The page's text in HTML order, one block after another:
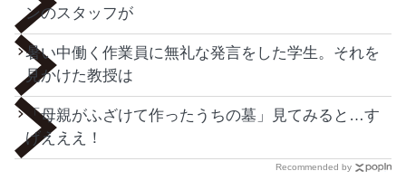
ンのスタッフが
暑い中働く作業員に無礼な発言をした学生。それを
見かけた教授は
「母親がふざけて作ったうちの墓」見てみると…す
げえええ！
Recommended by